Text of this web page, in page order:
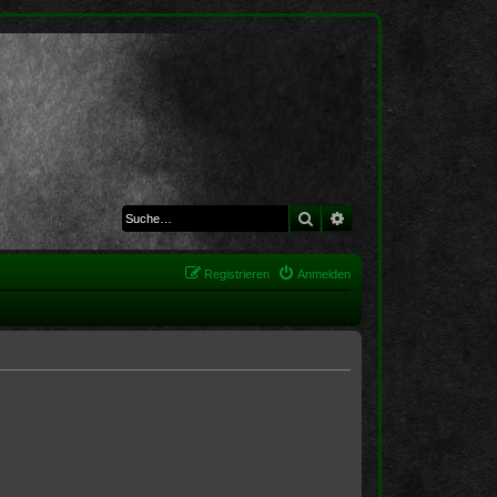
Suche Erweiterte Suche
Anmelden
Registrieren